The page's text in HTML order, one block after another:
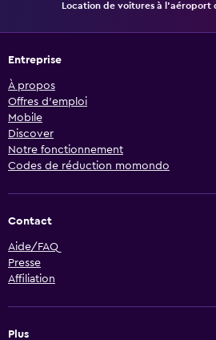
Location de voitures à l'aéroport
Entreprise
À propos
Offres d’emploi
Mobile
Discover
Notre fonctionnement
Codes de réduction momondo
Contact
Aide/FAQ
Presse
Affiliation
Plus